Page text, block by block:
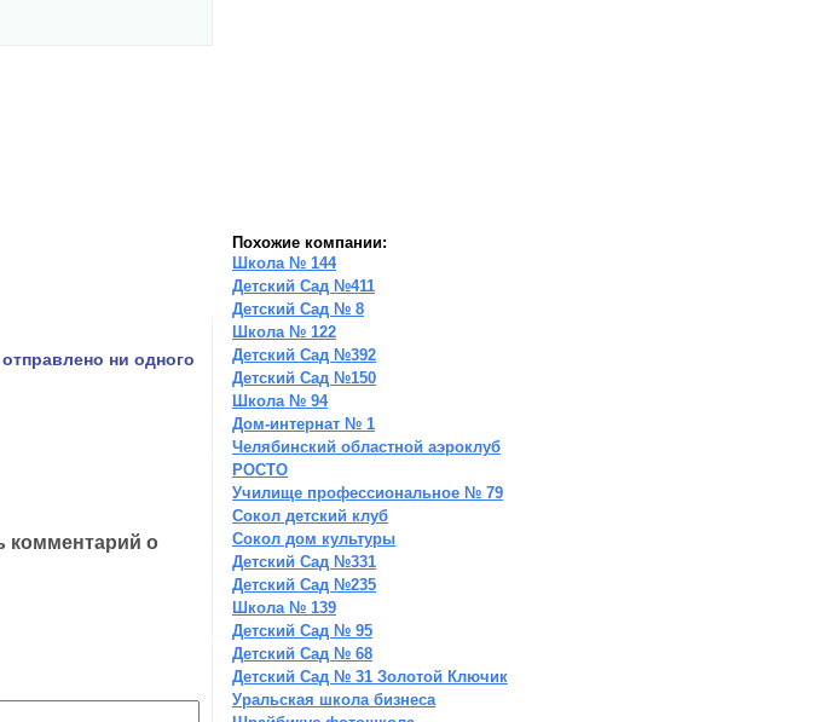
Похожие компании:
Школа № 144
Детский Сад №411
Детский Сад № 8
Школа № 122
Детский Сад №392
Детский Сад №150
Школа № 94
Дом-интернат № 1
Челябинский областной аэроклуб
РОСТО
Училище профессиональное № 79
Сокол детский клуб
Сокол дом культуры
Детский Сад №331
Детский Сад №235
Школа № 139
Детский Сад № 95
Детский Сад № 68
Детский Сад № 31 Золотой Ключик
Уральская школа бизнеса
ни одного
комментарий о